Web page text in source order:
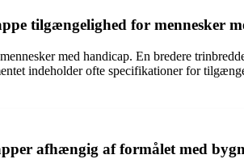
tilgængelighed for mennesker
med handicap. En bredere
indeholder ofte specifikationer for
afhængig af formålet med